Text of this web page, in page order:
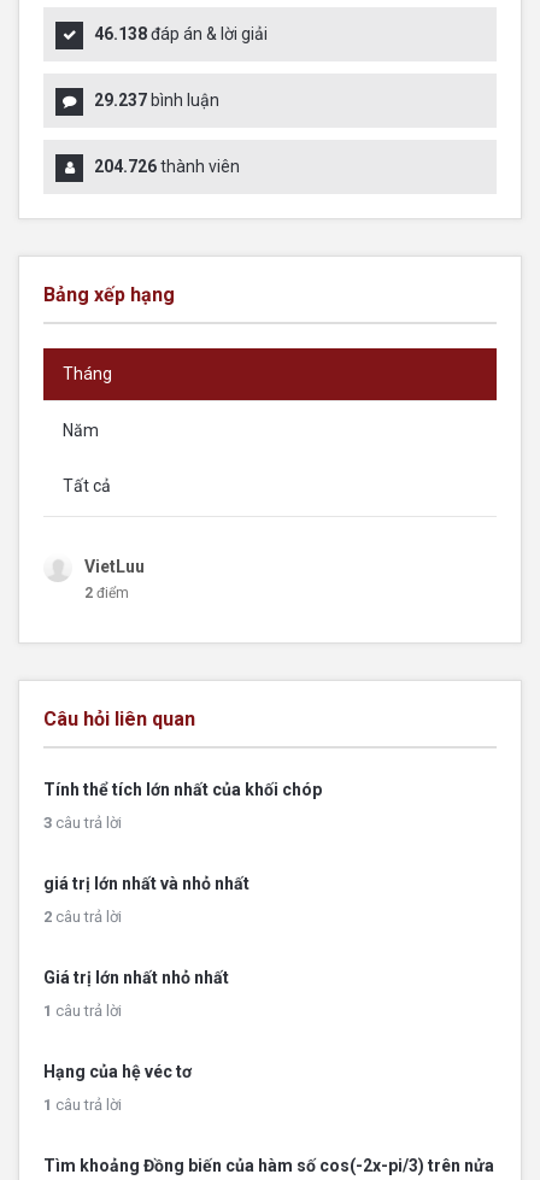
46.138đáp án & lời giải
29.237 bình luận
204.726thành viên
Bảng xếp hạng
Tháng
Năm
Tất cả
VietLuu
2 điểm
Câu hỏi liên quan
Tính thể tích lớn nhất của khối chóp
3 câu trả lời
giá trị lớn nhất và nhỏ nhất
2 câu trả lời
Giá trị lớn nhất nhỏ nhất
1 câu trả lời
Hạng của hệ véc tơ
1 câu trả lời
Tìm khoảng Đồng biến của hàm số cos(-2x-pi/3) trên nửa